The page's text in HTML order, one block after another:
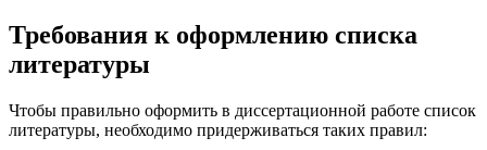
Требования к оформлению списка
литературы
Чтобы правильно оформить в диссертационной работе список
литературы, необходимо придерживаться таких правил: